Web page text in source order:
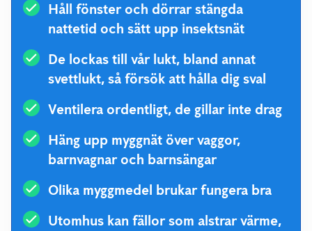
Håll fönster och dörrar stängda
nattetid och sätt upp insektsnät
De lockas till vår lukt, bland annat
svettlukt, så försök att hålla dig sval
Ventilera ordentligt, de gillar inte drag
Häng upp myggnät över vaggor,
barnvagnar och barnsängar
Olika myggmedel brukar fungera bra
Utomhus kan fällor som alstrar värme,